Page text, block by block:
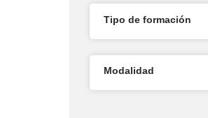
Tipo de formación
Modalidad